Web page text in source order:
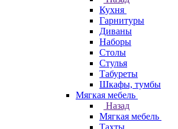
Кухня
Гарнитуры
Диваны
Наборы
Столы
Стулья
Табуреты
Шкафы, тумбы
Мягкая мебель
Назад
Мягкая мебель
Тахты